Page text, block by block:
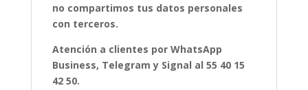
no compartimos tus datos personales
con terceros.
Atención a clientes por WhatsApp
Business, Telegram y Signal al 55 40 15
42 50.